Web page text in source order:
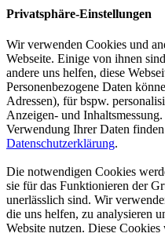
Privatsphäre-Einstellungen
Wir verwenden Cookies und
Webseite. Einige von ihnen
andere uns helfen, diese
Personenbezogene Daten
Adressen), für bspw.
Anzeigen- und
Verwendung Ihrer Daten
Datenschutzerklärung.
Die notwendigen Cookies
sie für das Funktionieren der
unerlässlich sind. Wir
die uns helfen, zu analysieren
Website nutzen. Diese